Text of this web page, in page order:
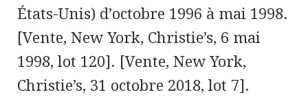
États-Unis) d’octobre 1996 à mai 1998.
[Vente, New York, Christie’s, 6 mai
1998, lot 120]. [Vente, New York,
Christie’s, 31 octobre 2018, lot 7].